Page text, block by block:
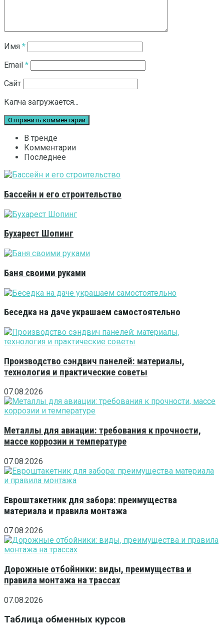
Имя *
Email *
Сайт
Капча загружается...
В тренде
Комментарии
Последнее
Бассейн и его строительство
Бухарест Шопинг
Баня своими руками
Беседка на даче украшаем самостоятельно
Производство сэндвич панелей: материалы,
технология и практические советы
07.08.2026
Металлы для авиации: требования к прочности,
массе коррозии и температуре
07.08.2026
Евроштакетник для забора: преимущества
материала и правила монтажа
07.08.2026
Дорожные отбойники: виды, преимущества и
правила монтажа на трассах
07.08.2026
Таблица обменных курсов